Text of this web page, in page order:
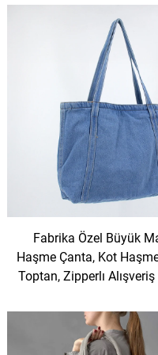
Fabrika Özel Büyük
Haşme Çanta, Kot
Toptan, Zipperlı Alışveriş